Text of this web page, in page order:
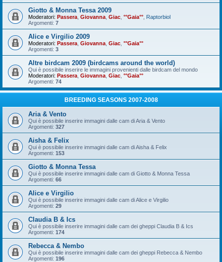
Giotto & Monna Tessa 2009
Moderatori: Passera Giovanna Giac °°Gaia°° Raptorbiol
Argomenti: 7
Alice e Virgilio 2009
Moderatori: Passera Giovanna Giac °°Gaia°°
Argomenti: 3
Altre birdcam 2009 (birdcams around the world)
Qui è possibile inserire le immagini provenienti dalle birdcam del mondo
Moderatori: Passera Giovanna Giac °°Gaia°°
Argomenti: 74
BREEDING SEASONS 2007-2008
Aria & Vento
Qui è possibile inserire immagini dalle cam di Aria & Vento
Argomenti: 327
Aisha & Felix
Qui è possibile inserire immagini dalle cam di Aisha & Felix
Argomenti: 153
Giotto & Monna Tessa
Qui è possibile inserire immagini dalle cam di Giotto & Monna Tessa
Argomenti: 66
Alice e Virgilio
Qui è possibile inserire immagini dalle cam di Alice e Virgilio
Argomenti: 29
Claudia B & Ics
Qui è possibile inserire immagini dalle cam dei gheppi Claudia B & Ics
Argomenti: 174
Rebecca & Nembo
Qui è possibile inserire immagini dalle cam dei gheppi Rebecca & Nembo
Argomenti: 196